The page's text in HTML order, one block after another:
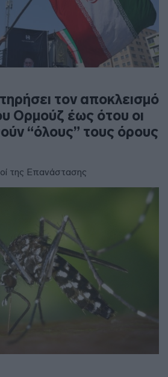
τον αποκλεισμό
Ορμούζ έως ότου οι
“όλους” τους όρους
της Επανάστασης